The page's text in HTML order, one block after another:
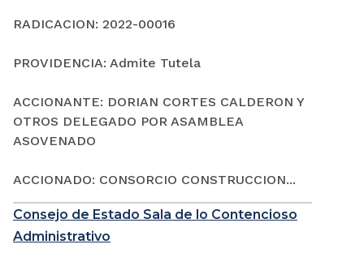
RADICACION: 2022-00016
PROVIDENCIA: Admite Tutela
ACCIONANTE: DORIAN CORTES CALDERON Y
OTROS DELEGADO POR ASAMBLEA
ASOVENADO
ACCIONADO: CONSORCIO CONSTRUCCION...
Consejo de Estado Sala de lo Contencioso
Administrativo